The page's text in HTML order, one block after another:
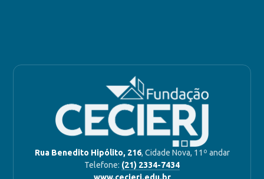
Rua Benedito Hipólito, 216, Cidade Nova, 11º andar
Telefone: (21) 2334-7434